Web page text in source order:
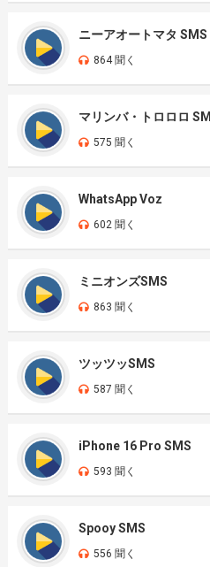
ニーアオートマタ SMS
864 聞く
マリンバ・トロロロ
575 聞く
WhatsApp Voz
602 聞く
ミニオンズSMS
863 聞く
ツッツッSMS
587 聞く
iPhone 16 Pro SMS
593 聞く
Spooy SMS
556 聞く